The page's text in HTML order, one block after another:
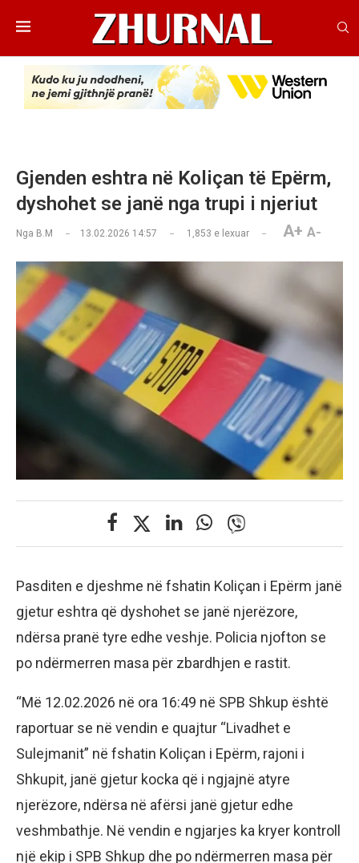
Gjenden eshtra në Koliçan të Epërm,
dyshohet se janë nga trupi i njeriut
Nga B.M 13.02.2026 14:57 1,853 e lexuar A+ A-
Pasditen e djeshme në fshatin Koliçan i Epërm janë
gjetur eshtra që dyshohet se janë njerëzore,
ndërsa pranë tyre edhe veshje. Policia njofton se
po ndërmerren masa për zbardhjen e rastit.
“Më 12.02.2026 në ora 16:49 në SPB Shkup është
raportuar se në vendin e quajtur “Livadhet e
Sulejmanit” në fshatin Koliçan i Epërm, rajoni i
Shkupit, janë gjetur kocka që i ngjajnë atyre
njerëzore, ndërsa në afërsi janë gjetur edhe
veshmbathje. Në vendin e ngjarjes ka kryer kontroll
një ekip i SPB Shkup dhe po ndërmerren masa për